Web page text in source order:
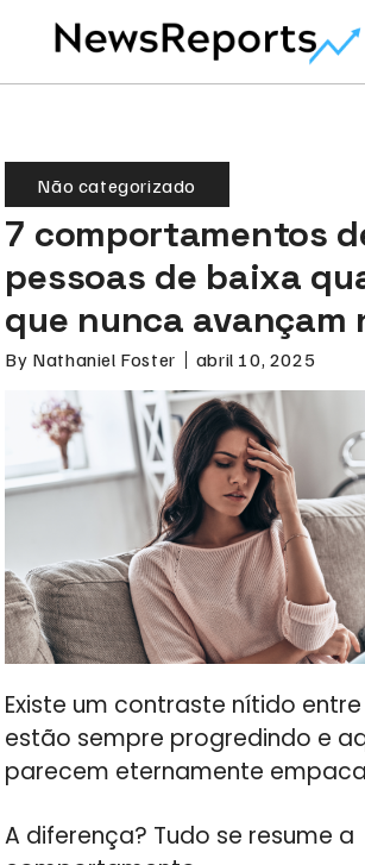
Não categorizado
7 comportamentos
pessoas de baixa
que nunca avançam
By Nathaniel Foster abril 10, 2025
Existe um contraste nítido
estão sempre progredindo e
parecem eternamente
A diferença? Tudo se resume a